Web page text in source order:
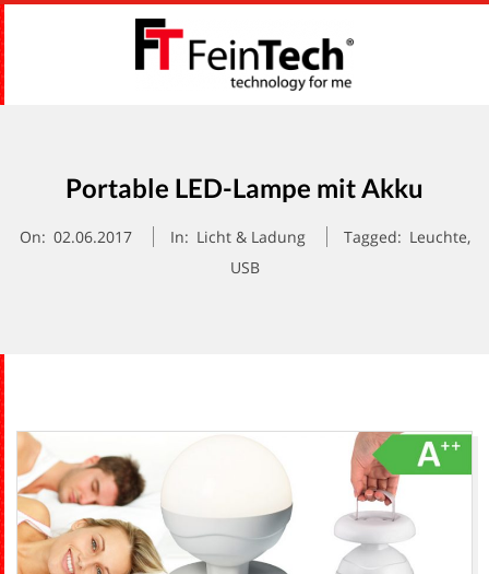
Skip
to
content
I
E
C
H
Portable LED-Lampe mit Akku
On: 02.06.2017 In: Licht & Ladung Tagged: Leuchte,
USB